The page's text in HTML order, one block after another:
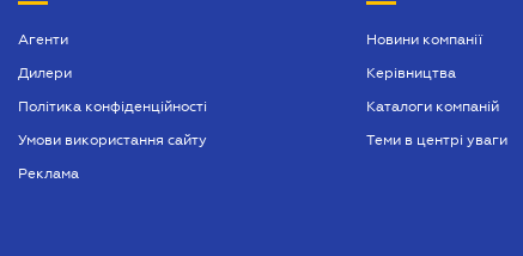
БУХГАЛТЕР ПРОФ
Агенти
Дилери
Політика конфіденційності
Умови використання сайту
Реклама
Новини компанії
Керівництва
Каталоги компаній
Теми в центрі уваги